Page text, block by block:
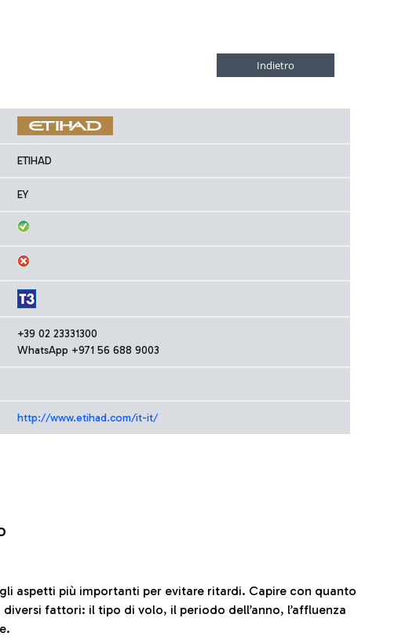
ETIHAD
EY
+39 02 23331300
WhatsApp +971 56 688 9003
http://www.etihad.com/it-it/
aspetti più importanti per evitare ritardi. Capire con quanto
fattori: il tipo di volo, il periodo dell’anno, l’affluenza